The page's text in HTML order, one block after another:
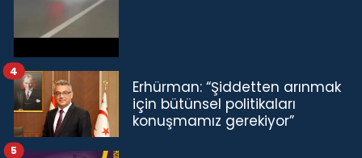
Erhürman: “Şiddetten arınmak
için bütünsel politikaları
konuşmamız gerekiyor”
4
5